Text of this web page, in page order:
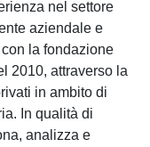
nel settore
aziendale e
la fondazione
2010, attraverso la
in ambito di
In qualità di
analizza e